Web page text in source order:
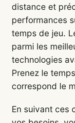
distance et
performances
temps de jeu.
parmi les
technologies
Prenez le
correspond le
En suivant ces